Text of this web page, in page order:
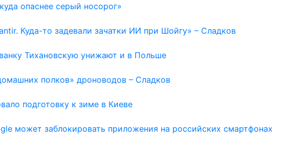
опаснее серый носорог»
Куда-то задевали зачатки ИИ при Шойгу» – Сладков
Тихановскую унижают и в Польше
полков» дроноводов – Сладков
подготовку к зиме в Киеве
может заблокировать приложения на российских смартфонах